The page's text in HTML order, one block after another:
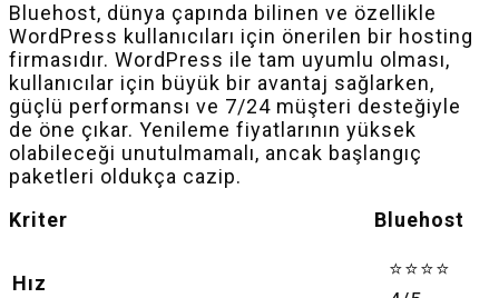
Bluehost, dünya çapında bilinen ve özellikle
WordPress kullanıcıları için önerilen bir hosting
firmasıdır. WordPress ile tam uyumlu olması,
kullanıcılar için büyük bir avantaj sağlarken,
güçlü performansı ve 7/24 müşteri desteğiyle
de öne çıkar. Yenileme fiyatlarının yüksek
olabileceği unutulmamalı, ancak başlangıç
paketleri oldukça cazip.
Kriter Bluehost
Hız
⭐⭐⭐⭐